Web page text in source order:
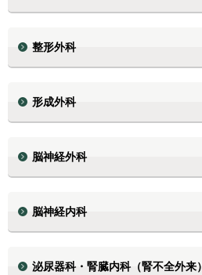
整形外科
形成外科
脳神経外科
脳神経内科
泌尿器科・腎臓内科（腎不全外来）